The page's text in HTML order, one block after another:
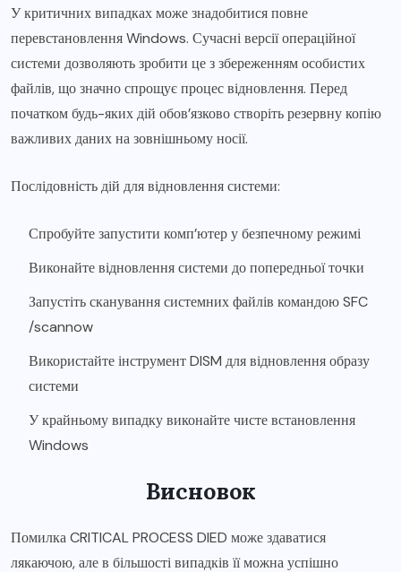
У критичних випадках може знадобитися повне
перевстановлення Windows. Сучасні версії операційної
системи дозволяють зробити це з збереженням особистих
файлів, що значно спрощує процес відновлення. Перед
початком будь-яких дій обов’язково створіть резервну копію
важливих даних на зовнішньому носії.
Послідовність дій для відновлення системи:
Спробуйте запустити комп’ютер у безпечному режимі
Виконайте відновлення системи до попередньої точки
Запустіть сканування системних файлів командою SFC
/scannow
Використайте інструмент DISM для відновлення образу
системи
У крайньому випадку виконайте чисте встановлення
Windows
Висновок
Помилка CRITICAL PROCESS DIED може здаватися
лякаючою, але в більшості випадків її можна успішно